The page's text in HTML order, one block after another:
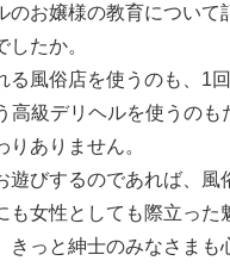
のお嬢様の教育について
たか。
る風俗店を使うのも、1
高級デリヘルを使うのも
りありません。
遊びするのであれば、風
も女性としても際立った
きっと紳士のみなさまも